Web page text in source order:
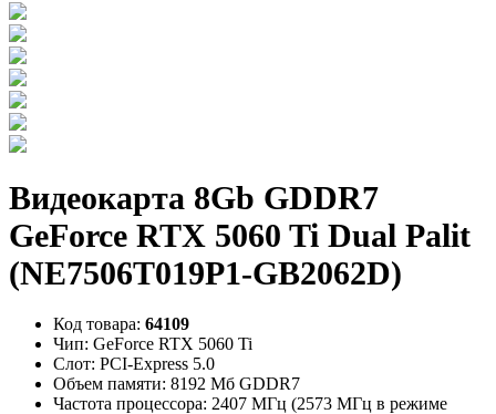
Видеокарта 8Gb GDDR7
GeForce RTX 5060 Ti Dual Palit
(NE7506T019P1-GB2062D)
Код товара: 64109
Чип: GeForce RTX 5060 Ti
Слот: PCI-Express 5.0
Объем памяти: 8192 Мб GDDR7
Частота процессора: 2407 МГц (2573 МГц в режиме